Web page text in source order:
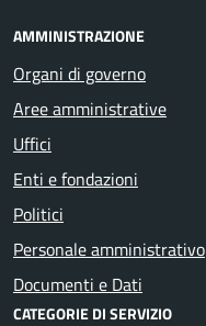
AMMINISTRAZIONE
Organi di governo
Aree amministrative
Uffici
Enti e fondazioni
Politici
Personale amministrativo
Documenti e Dati
CATEGORIE DI SERVIZIO